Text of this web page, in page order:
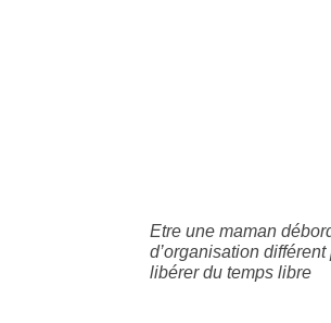
Etre une maman
d’organisation
libérer du temps libre